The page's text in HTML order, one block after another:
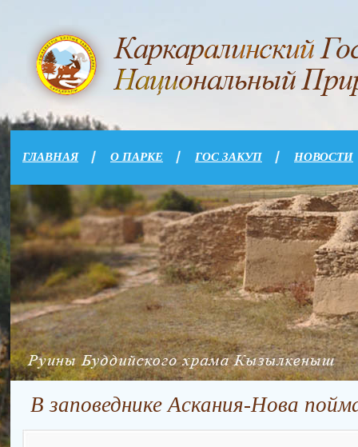
ГЛАВНАЯ О ПАРКЕ ГОС ЗАКУП НОВОСТИ
В заповеднике Аскания-Нова